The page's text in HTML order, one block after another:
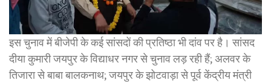
इस चुनाव में बीजेपी के कई सांसदों की प्रतिष्ठा भी दांव पर है। सांसद
दीया कुमारी जयपुर के विद्याधर नगर से चुनाव लड़ रही हैं; अलवर के
तिजारा से बाबा बालकनाथ; जयपुर के झोटवाड़ा से पूर्व केंद्रीय मंत्री